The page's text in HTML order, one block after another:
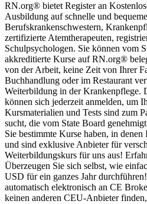
RN.org® bietet Registeran
Ausbildung auf schnelle und
Berufskrankenschwestern,
zertifizierte Atemtherapeuten,
Schulpsychologen. Sie können vom
akkreditierte Kurse auf RN.org®
von der Arbeit, keine Zeit von Ihrer
Buchhandlung oder im Restaurant
Weiterbildung in der Krankenpflege.
können sich jederzeit anmelden, um
Kursmaterialien und Tests sind zum
sucht, die vom State Board
Sie bestimmte Kurse haben, in
und sind exklusive Anbieter für
Weiterbildungskurs für uns aus!
Überzeugen Sie sich selbst, wie
USD für ein ganzes Jahr
automatisch elektronisch an CE
keinen anderen CEU-Anbieter